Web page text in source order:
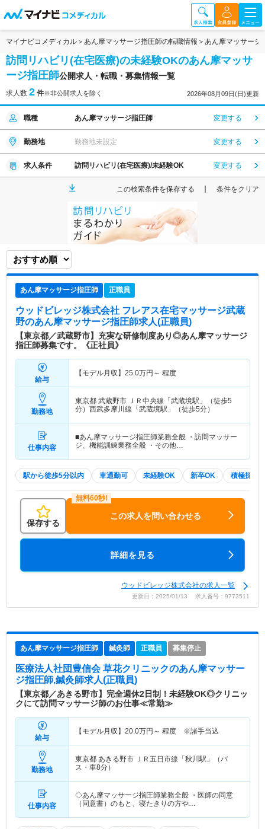
マイナビコメディカル あん摩マッサージ指圧師の転職情報 あん摩マッサージ
訪問リハビリ(在宅医療)の未経験OKのあん摩マッサ
ージ指圧師公開求人・転職・募集情報一覧
求人数 2 件※非公開求人を除く 2026年08月09日(日)更新
職種 あん摩マッサージ指圧師 変更する
勤務地 勤務地未設定 変更する
求人条件 訪問リハビリ(在宅医療)/未経験OK 変更する
この検索条件を保存する 条件をクリア
あん摩マッサージ指圧師 正職員
ウッドビレッジ株式会社 フレアス在宅マッサージ武蔵
野のあん摩マッサージ指圧師求人(正職員)
【東京都／武蔵野市】充実な研修制度あり◎あん摩マッサージ
指圧師募集です。《正社員》
給与
【モデル月収】 25.0万円～ 程度
勤務地
東京都 武蔵野市 ＪＲ中央線「武蔵境駅」（徒歩5
分）西武多摩川線「武蔵境駅」（徒歩5分）
仕事内容
■あん摩マッサージ指圧師業務全般 ・訪問マッサー
ジ、機能訓練業務全般 ・その他…
駅から徒歩5分以内 車通勤可 未経験OK 新卒OK 積極採用
保存する
この求人を問い合わせる
詳細を見る
ウッドビレッジ株式会社の求人一覧
更新日：2025/01/13 求人番号：9773511
あん摩マッサージ指圧師 鍼灸師 正職員 募集停止
医療法人社団豊信会 草花クリニックのあん摩マッサー
ジ指圧師,鍼灸師求人(正職員)
【東京都／あきる野市】完全週休2日制！未経験OK◎クリニッ
クにて訪問マッサージ師のお仕事≪常勤≫
給与
【モデル月収】 20.0万円～ 程度 ※諸手当込
勤務地
東京都 あきる野市 ＪＲ五日市線「秋川駅」（バ
ス・車8分）
仕事内容
◇あん摩マッサージ指圧師業務全般 ・医師の同意
（同意書）のもと、寝たきりの方や…